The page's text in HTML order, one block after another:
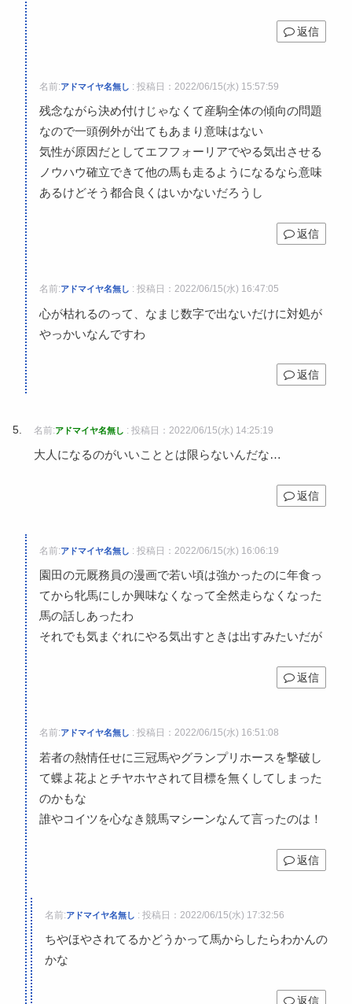
返信
名前:アドマイヤ名無し : 投稿日：2022/06/15(水) 15:57:59
残念ながら決め付けじゃなくて産駒全体の傾向の問題
なので一頭例外が出てもあまり意味はない
気性が原因だとしてエフフォーリアでやる気出させる
ノウハウ確立できて他の馬も走るようになるなら意味
あるけどそう都合良くはいかないだろうし
返信
名前:アドマイヤ名無し : 投稿日：2022/06/15(水) 16:47:05
心が枯れるのって、なまじ数字で出ないだけに対処が
やっかいなんですわ
返信
名前:アドマイヤ名無し : 投稿日：2022/06/15(水) 14:25:19
大人になるのがいいこととは限らないんだな…
返信
名前:アドマイヤ名無し : 投稿日：2022/06/15(水) 16:06:19
園田の元厩務員の漫画で若い頃は強かったのに年食っ
てから牝馬にしか興味なくなって全然走らなくなった
馬の話しあったわ
それでも気まぐれにやる気出すときは出すみたいだが
返信
名前:アドマイヤ名無し : 投稿日：2022/06/15(水) 16:51:08
若者の熱情任せに三冠馬やグランプリホースを撃破し
て蝶よ花よとチヤホヤされて目標を無くしてしまった
のかもな
誰やコイツを心なき競馬マシーンなんて言ったのは！
返信
名前:アドマイヤ名無し : 投稿日：2022/06/15(水) 17:32:56
ちやほやされてるかどうかって馬からしたらわかんの
かな
返信